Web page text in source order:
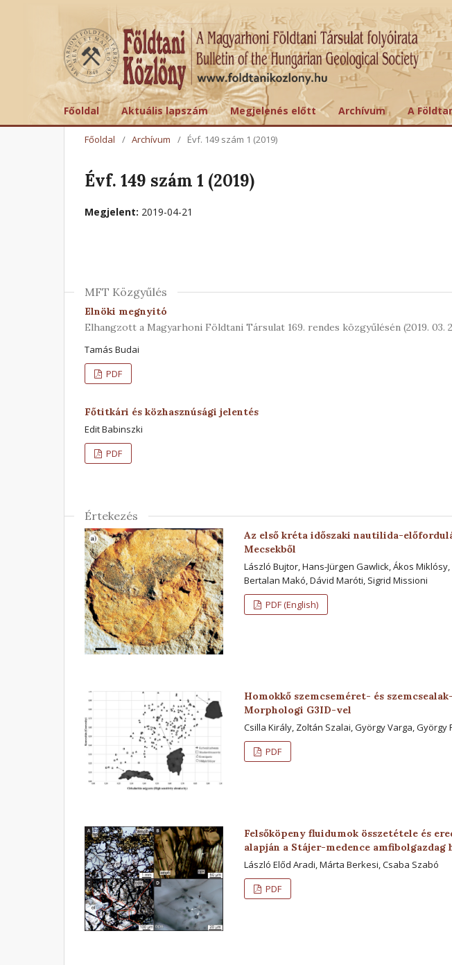
Főoldal Aktuális lapszám Megjelenés előtt Archívum A
Főoldal / Archívum / Évf. 149 szám 1 (2019)
Évf. 149 szám 1 (2019)
Megjelent: 2019-04-21
MFT Közgyűlés
Elnöki megnyitó
Elhangzott a Magyarhoni Földtani Társulat 169. rendes közgyűlésén (2019. 03.
Tamás Budai
PDF
Főtitkári és közhasznúsági jelentés
Edit Babinszki
PDF
Értekezés
Az első kréta időszaki nautilida-
Mecsekből
László Bujtor, Hans-Jürgen Gawlick, Ákos
Bertalan Makó, Dávid Maróti, Sigrid Missioni
PDF (English)
Homokkő szemcseméret- és
Morphologi G3ID-vel
Csilla Király, Zoltán Szalai, György Varga, György
PDF
Felsőköpeny fluidumok összetétele és
alapján a Stájer-medence
László Előd Aradi, Márta Berkesi, Csaba Szabó
PDF